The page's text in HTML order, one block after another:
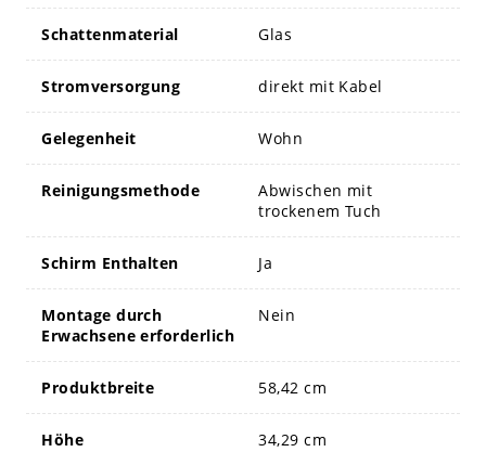
Schattenmaterial Glas
Stromversorgung direkt mit Kabel
Gelegenheit Wohn
Reinigungsmethode
Abwischen mit
trockenem Tuch
Schirm Enthalten Ja
Montage durch
Erwachsene erforderlich
Nein
Produktbreite 58,42 cm
Höhe 34,29 cm